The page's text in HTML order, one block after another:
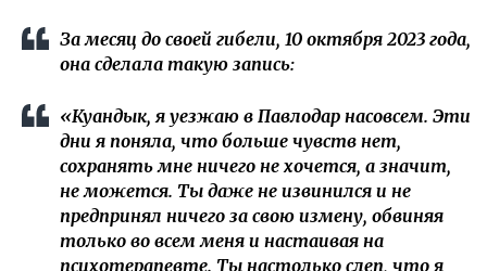
За месяц до своей гибели, 10 октября 2023 года,
она сделала такую запись:
«Куандык, я уезжаю в Павлодар насовсем. Эти
дни я поняла, что больше чувств нет,
сохранять мне ничего не хочется, а значит,
не можется. Ты даже не извинился и не
предпринял ничего за свою измену, обвиняя
только во всем меня и настаивая на
психотерапевте. Ты настолько слеп, что я